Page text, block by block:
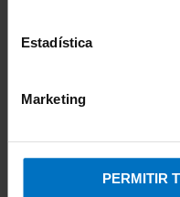
Estadística
Marketing
PERMITIR